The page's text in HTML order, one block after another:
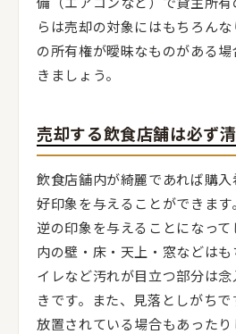
らは売却の対象にはもちろん
の所有権が曖昧なものがある
きましょう。
売却する飲食店舗は必ず
飲食店舗内が綺麗であれば購
好印象を与えることができま
逆の印象を与えることになっ
内の壁・床・天上・窓などは
イレなど汚れが目立つ部分は
きです。また、見落としがち
放置されている場合もあった